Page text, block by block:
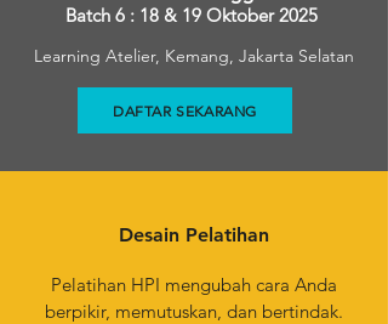
Batch 6 : 18 & 19 Oktober 2025
Learning Atelier, Kemang, Jakarta Selatan
DAFTAR SEKARANG
Desain Pelatihan
Pelatihan HPI mengubah cara Anda
berpikir, memutuskan, dan bertindak.